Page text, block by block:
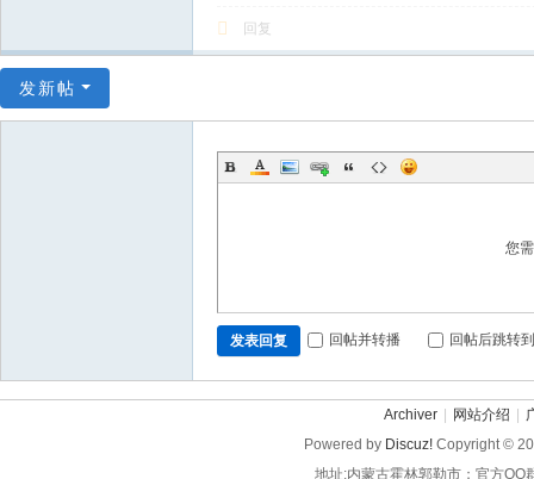
回复
发新帖
您
发表回复 回帖并转播 回帖后跳转
Archiver 网站介绍
Powered by Discuz! Copyright ©
地址:内蒙古霍林郭勒市；官方QQ